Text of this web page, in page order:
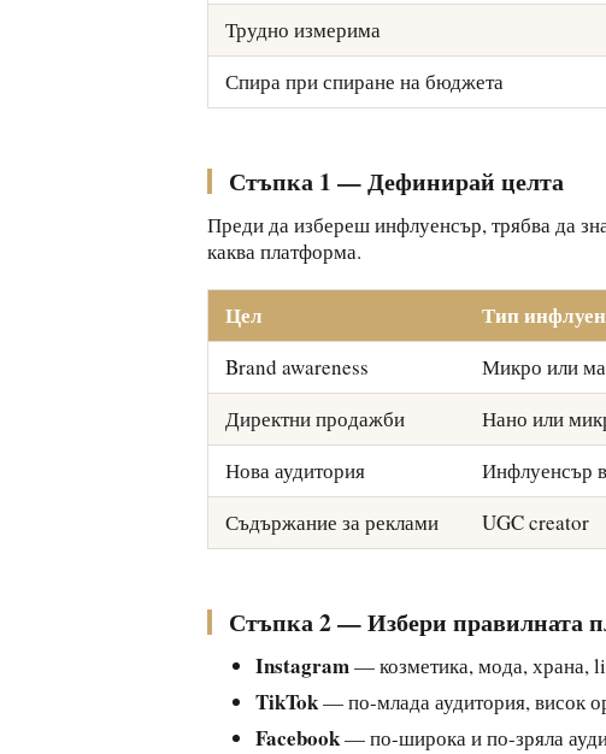
Трудно измерима
Спира при спиране на бюджета
Стъпка 1 — Дефинирай целта
Преди да избереш инфлуенсър, трябва да
каква платформа.
Цел Тип
Brand awareness Микро или
Директни продажби
Нано или
Нова аудитория
Инфлуенсър
Съдържание за реклами
UGC creator
Стъпка 2 — Избери правилната
Instagram— козметика, мода, храна,
TikTok— по-млада аудитория, висок
Facebook— по-широка и по-зряла